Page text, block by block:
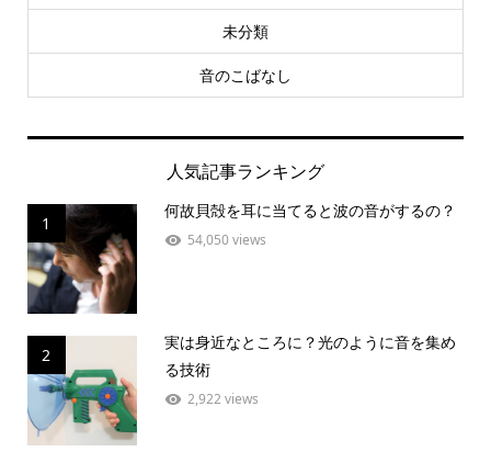
未分類
音のこばなし
人気記事ランキング
1
何故貝殻を耳に当てると波の音がするの？
54,050 views
2
実は身近なところに？光のように音を集め
る技術
2,922 views